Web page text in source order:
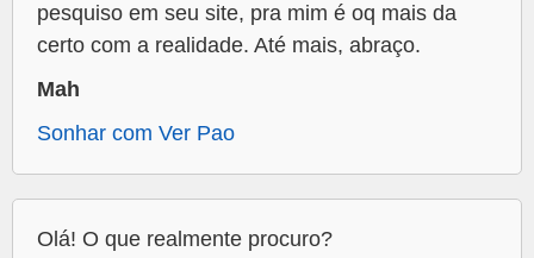
pesquiso em seu site, pra mim é oq mais da
certo com a realidade. Até mais, abraço.
Mah
Sonhar com Ver Pao
Olá! O que realmente procuro?